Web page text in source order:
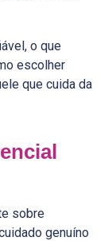
o que
escolher
que cuida da
sobre
genuíno